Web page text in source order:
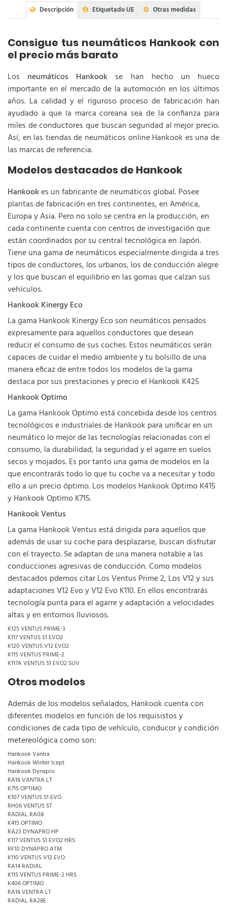
Descripción Etiquetado UE Otras medidas
Consigue tus neumáticos Hankook con
el precio más barato
Los neumáticos Hankook se han hecho un hueco
importante en el mercado de la automoción en los últimos
años. La calidad y el riguroso proceso de fabricación han
ayudado a que la marca coreana sea de la confianza para
miles de conductores que buscan seguridad al mejor precio.
Así, en las tiendas de neumáticos online Hankook es una de
las marcas de referencia.
Modelos destacados de Hankook
Hankookes un fabricante de neumáticos global. Posee
plantas de fabricación en tres continentes, en América,
Europa y Asia. Pero no solo se centra en la producción, en
cada continente cuenta con centros de investigación que
están coordinados por su central tecnológica en Japón.
Tiene una gama de neumáticos especialmente dirigida a tres
tipos de conductores, los urbanos, los de conducción alegre
y los que buscan el equilibrio en las gomas que calzan sus
vehículos.
Hankook Kinergy Eco
La gama Hankook Kinergy Eco son neumáticos pensados
expresamente para aquellos conductores que desean
reducir el consumo de sus coches. Estos neumáticos serán
capaces de cuidar el medio ambiente y tu bolsillo de una
manera eficaz de entre todos los modelos de la gama
destaca por sus prestaciones y precio el Hankook K425
Hankook Optimo
La gama Hankook Optimo está concebida desde los centros
tecnológicos e industriales de Hankook para unificar en un
neumático lo mejor de las tecnologías relacionadas con el
consumo, la durabilidad, la seguridad y el agarre en suelos
secos y mojados. Es por tanto una gama de modelos en la
que encontrarás todo lo que tu coche va a necesitar y todo
ello a un precio óptimo. Los modelos Hankook Optimo K415
y Hankook Optimo K715.
Hankook Ventus
La gama Hankook Ventus está dirigida para aquellos que
además de usar su coche para desplazarse, buscan disfrutar
con el trayecto. Se adaptan de una manera notable a las
conducciones agresivas de conducción. Como modelos
destacados pdemos citar Los Ventus Prime 2, Los V12 y sus
adaptaciones V12 Evo y V12 Evo K110. En ellos encontrarás
tecnología punta para el agarre y adaptación a velocidades
altas y en entornos lluviosos.
K125 VENTUS PRIME-3
K117 VENTUS S1 EVO2
K120 VENTUS V12 EVO2
K115 VENTUS PRIME-2
K117A VENTUS S1 EVO2 SUV
Otros modelos
Además de los modelos señalados, Hankook cuenta con
diferentes modelos en función de los requisistos y
condiciones de cada tipo de vehículo, conducor y condición
metereológica como son:
Hankook Vantra
Hankook Winter Icept
Hankook Dynapro
RA18 VANTRA LT
K715 OPTIMO
K107 VENTUS S1 EVO
RH06 VENTUS ST
RADIAL RA08
K415 OPTIMO
RA23 DYNAPRO HP
K117 VENTUS S1 EVO2 HRS
RF10 DYNAPRO ATM
K110 VENTUS V12 EVO
RA14 RADIAL
K115 VENTUS PRIME-2 HRS
K406 OPTIMO
RA18 VENTRA LT
RADIAL RA28E